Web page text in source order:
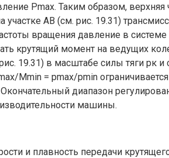
Pmax. Таким образом,
AB (см. рис. 19.31)
вращения давление в
крутящий момент на ведущих
19.31) в масштабе силы тяги
Mmin = pmax/pmin
диапазон
машины.
и плавность передачи